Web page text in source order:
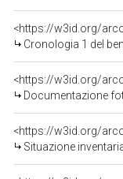
<https://w3id.org/
Cronologia 1 del
Documentazione
<https://w3id.org/
Situazione